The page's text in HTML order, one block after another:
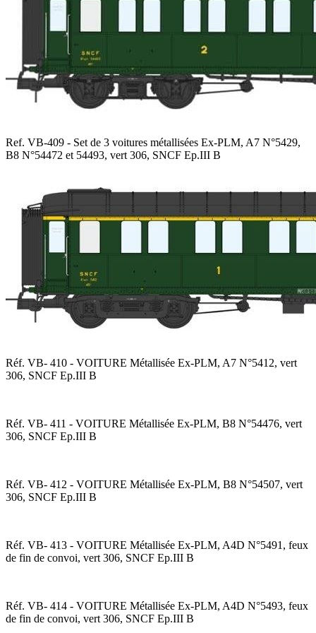
Ref. VB-409 - Set de 3 voitures métallisées Ex-PLM, A7 N°5429,
B8 N°54472 et 54493, vert 306, SNCF Ep.III B
Réf. VB- 410 - VOITURE Métallisée Ex-PLM, A7 N°5412, vert
306, SNCF Ep.III B
Réf. VB- 411 - VOITURE Métallisée Ex-PLM, B8 N°54476, vert
306, SNCF Ep.III B
Réf. VB- 412 - VOITURE Métallisée Ex-PLM, B8 N°54507, vert
306, SNCF Ep.III B
Réf. VB- 413 - VOITURE Métallisée Ex-PLM, A4D N°5491, feux
de fin de convoi, vert 306, SNCF Ep.III B
Réf. VB- 414 - VOITURE Métallisée Ex-PLM, A4D N°5493, feux
de fin de convoi, vert 306, SNCF Ep.III B